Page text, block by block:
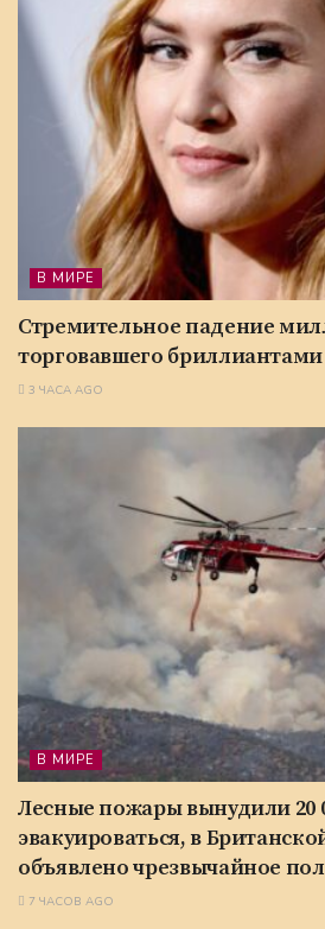
В МИРЕ
Стремительное падение
торговавшего
3 ЧАСА AGO
В МИРЕ
Лесные пожары вынудили 20
эвакуироваться, в
объявлено чрезвычайное
7 ЧАСОВ AGO